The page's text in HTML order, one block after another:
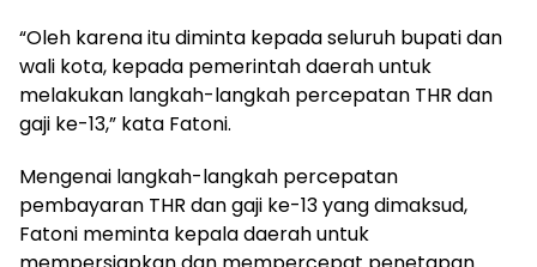
“Oleh karena itu diminta kepada seluruh bupati dan
wali kota, kepada pemerintah daerah untuk
melakukan langkah-langkah percepatan THR dan
gaji ke-13,” kata Fatoni.
Mengenai langkah-langkah percepatan
pembayaran THR dan gaji ke-13 yang dimaksud,
Fatoni meminta kepala daerah untuk